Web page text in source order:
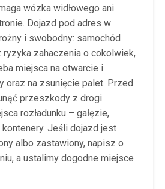
wózka widłowego ani
Dojazd pod adres w
i swobodny: samochód
zahaczenia o cokolwiek,
miejsca na otwarcie i
oraz na zsunięcie palet. Przed
przeszkody z drogi
rozładunku – gałęzie,
kontenery. Jeśli dojazd jest
albo zastawiony, napisz o
a ustalimy dogodne miejsce